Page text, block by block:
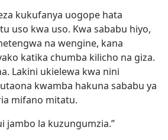
kukufanya uogope hata
uso kwa uso. Kwa sababu hiyo,
na wengine, kana
katika chumba kilicho na giza.
Lakini ukielewa kwa nini
kwamba hakuna sababu ya
mifano mitatu.
jambo la kuzungumzia.”